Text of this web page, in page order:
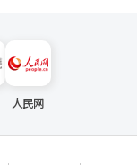
人民网